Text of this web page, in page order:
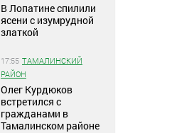
В Лопатине спилили
ясени с изумрудной
златкой
17:55 ТАМАЛИНСКИЙ
РАЙОН
Олег Курдюков
встретился с
гражданами в
Тамалинском районе